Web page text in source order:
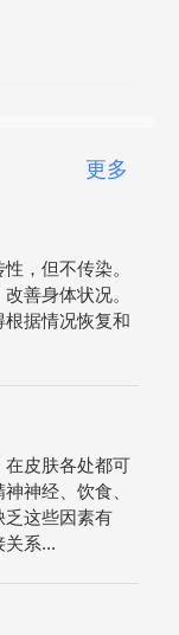
更多
，但不传染。
善身体状况。
据情况恢复和
在皮肤各处都可
神经、饮食、
乏这些因素有
关系...